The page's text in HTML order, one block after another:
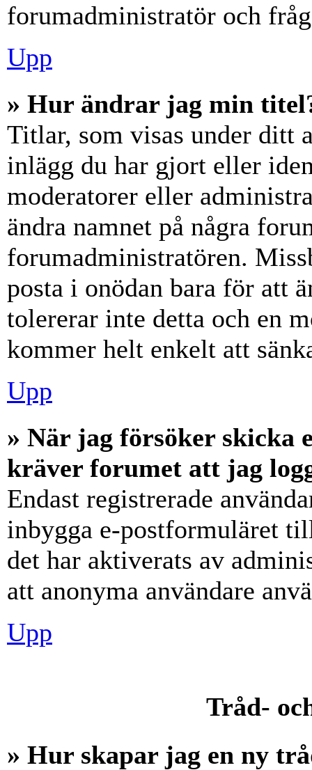
forumadministratör och
Upp
» Hur ändrar jag min
Titlar, som visas under ditt
inlägg du har gjort eller
moderatorer eller
ändra namnet på några
forumadministratören.
posta i onödan bara för att
tolererar inte detta och en
kommer helt enkelt att
Upp
» När jag försöker skicka
kräver forumet att jag
Endast registrerade
inbygga e-postformuläret
det har aktiverats av
att anonyma användare
Upp
Tråd-
» Hur skapar jag en ny